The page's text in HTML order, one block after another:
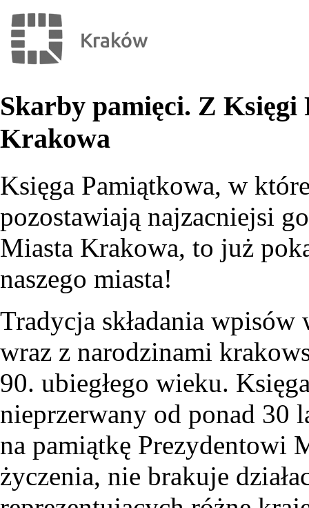
Skarby pamięci. Z
Krakowa
Księga Pamiątkowa, w
pozostawiają najzacniejsi
Miasta Krakowa, to już
naszego miasta!
Tradycja składania wpisów
wraz z narodzinami
90. ubiegłego wieku.
nieprzerwany od ponad 30
na pamiątkę Prezydentowi
życzenia, nie brakuje